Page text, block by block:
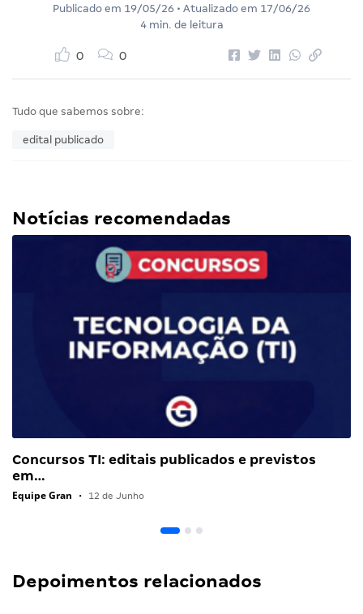
Publicado em 19/05/26 • Atualizado em 17/06/26
4 min. de leitura
0 0
Tudo que sabemos sobre:
edital publicado
Notícias recomendadas
Concursos TI: editais publicados e previstos
em…
Equipe Gran • 12 de Junho
Depoimentos relacionados